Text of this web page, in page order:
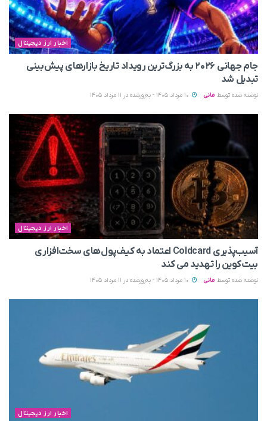
اخبار ارز دیجیتال
جام جهانی ۲۰۲۶ به بزرگ‌ترین رویداد تاریخ بازارهای پیش‌بینی
تبدیل شد
نوشته شده توسط مانی
اخبار ارز دیجیتال
آسیب‌پذیری Coldcard اعتماد به کیف‌پول‌های سخت‌افزاری
بیت‌کوین را تهدید می‌ کند
نوشته شده توسط مانی
اخبار ارز دیجیتال